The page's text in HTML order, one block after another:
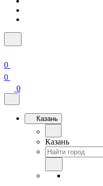
0
0
0
Казань
Казань